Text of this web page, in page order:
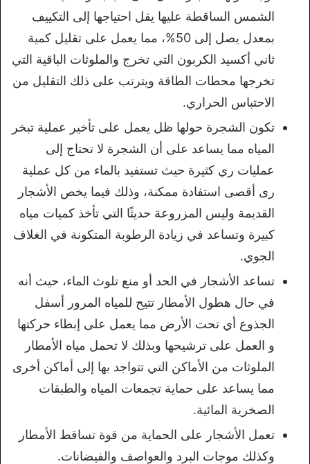
الشمس الساقطة عليها يقل احتياجها إلى التكييف
بمعدل يصل إلى 50%، مما يعمل على تقليل كمية
ثاني أكسيد الكربون التي تخرج والملوثات الباقية التي
تخرجها محطات الطاقة ويترتب على ذلك التقليل من
الاحتباس الحراري.
تكون الشجرة حولها ظل يعمل على تأخير عملية تبخر
المياه مما يساعد على أن الشجرة لا تحتاج إلى
عمليات ري كثيرة حيث تستفيد بالماء من كل عملية
رى أقصى استفادة ممكنة، وذلك فيما يخص الأشجار
القديمة وليس المزروعة حديثًا التي تأخذ كميات مياه
كبيرة وتساعد في زيادة الرطوبة المتكونة في الغلاف
الجوي.
تساعد الأشجار في الحد أو منع تلوث الماء، حيث أنه
في حال هطول الأمطار تتيح للمياه المرور أسفل
الجذوع أي تحت الأرض مما يعمل على إبطاء حركتها
و العمل على ترشيحها وبذلك لا تحمل مياه الأمطار
الملوثات من الأماكن التي تتواجد بها إلى أماكن أخرى
مما يساعد على حماية تجمعات المياه والطبقات
الصخرية المائية.
تعمل الأشجار على الحماية من قوة تساقط الأمطار
وكذلك موجات البرد والعواصف والفيضانات.